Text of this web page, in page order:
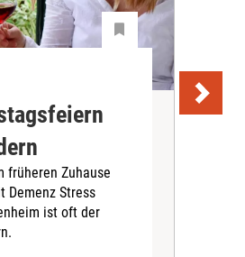
früheren Zuhause
Demenz Stress
ist oft der